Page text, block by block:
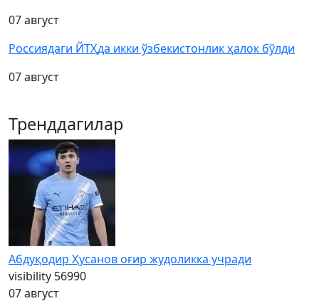
07 август
Россиядаги ЙТҲда икки ўзбекистонлик ҳалок бўлди
07 август
Тренддагилар
Абдуқодир Ҳусанов оғир жудоликка учради
visibility 56990
07 август